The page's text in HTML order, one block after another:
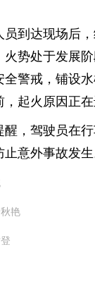
员到达现场后
火势处于发展
全警戒，铺设
起火原因正在
醒，驾驶员在
意外事故发
艳